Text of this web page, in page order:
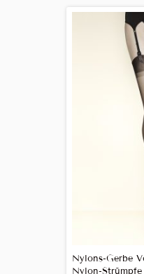
Nylons-Gerbe
Nylon-Strümpfe